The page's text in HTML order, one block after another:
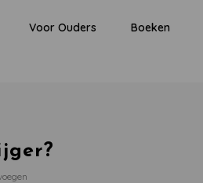
Voor Ouders Boeken